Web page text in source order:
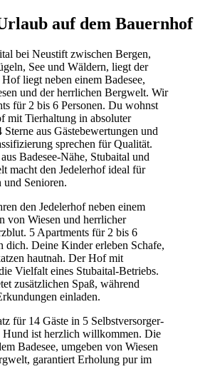
auf dem Bauernhof
bei Neustift zwischen Bergen,
See und Wäldern, liegt der
liegt neben einem Badesee,
und der herrlichen Bergwelt. Wir
für 2 bis 6 Personen. Du wohnst
mit Tierhaltung in absoluter
aus Gästebewertungen und
sprechen für Qualität.
Badesee-Nähe, Stubaital und
macht den Jedelerhof ideal für
und Senioren.
den Jedelerhof neben einem
von Wiesen und herrlicher
5 Apartments für 2 bis 6
dich. Deine Kinder erleben Schafe,
hautnah. Der Hof mit
Vielfalt eines Stubaital-Betriebs.
zusätzlichen Spaß, während
einladen.
für 14 Gäste in 5 Selbstversorger-
Hund ist herzlich willkommen. Die
Badesee, umgeben von Wiesen
garantiert Erholung pur im